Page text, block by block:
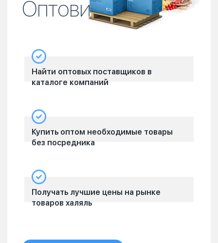
Оптовикам
Найти оптовых поставщиков в
каталоге компаний
Купить оптом необходимые товары
без посредника
Получать лучшие цены на рынке
товаров халяль